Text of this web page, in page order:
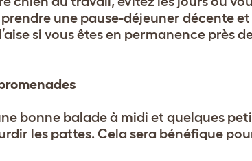
une pause-déjeuner décente et
si vous êtes en permanence près
bonne balade à midi et quelques
les pattes. Cela sera bénéfique